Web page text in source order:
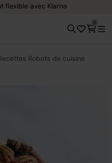
flexible avec Klarna
0
Robots de cuisine